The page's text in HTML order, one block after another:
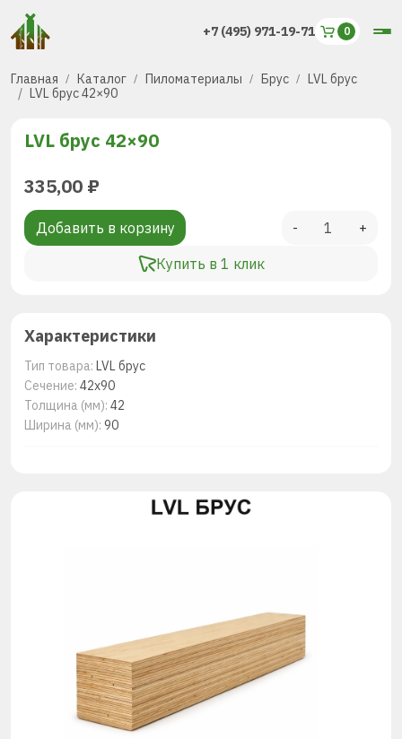
+7 (495) 971-19-71
Главная Каталог Пиломатериалы Брус
LVL брус
LVL брус 42×90
LVL брус 42×90
335,00 ₽
Добавить в корзину
Купить в 1 клик
- +
Характеристики
Тип товара: LVL брус
Сечение: 42х90
Толщина (мм): 42
Ширина (мм): 90